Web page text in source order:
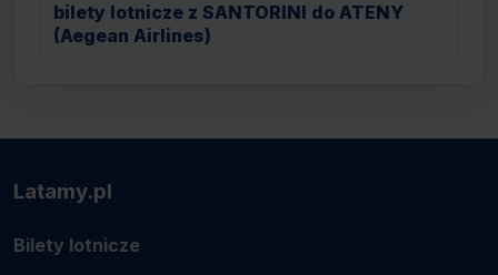
bilety lotnicze z SANTORINI do ATENY
(Aegean Airlines)
Latamy.pl
Bilety lotnicze